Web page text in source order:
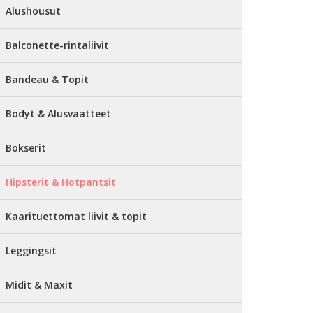
Alushousut
Balconette-rintaliivit
Bandeau & Topit
Bodyt & Alusvaatteet
Bokserit
Hipsterit & Hotpantsit
Kaarituettomat liivit & topit
Leggingsit
Midit & Maxit